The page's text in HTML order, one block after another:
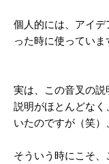
4
0
4
0
個人的には、アイデ
った時に使っていま
実は、この音叉の説
説明がほとんどなく、
いたのですが（笑）、
そういう時にこそ、